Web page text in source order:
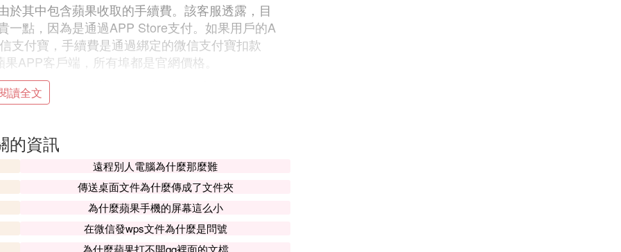
其中包含蘋果收取的手續費。該客服透露，目
一點，因為是通過APP Store支付。如果用戶的A
支付寶，手續費是通過綁定的微信支付寶扣款
APP客戶端，所有埠都是官網價格。
端或網頁版等其他渠道購買該網站會員。
安卓系統目前無法比例的！在硬體做工方面也
統的小米3，不是果粉，但是我們不得不承認蘋
，但是支持歸支持，區別我們還是要承認的，
人的這種盲目，不去承認別人的好，以至於看
定是用了安卓手機的，現在蘋果4S手機配置方
但是在體驗方面呢？一個4核4G的安卓手機還不
讀全文
的資訊
遠程別人電腦為什麼那麼難
傳送桌面文件為什麼傳成了文件夾
為什麼蘋果手機的屏幕這么小
在微信發wps文件為什麼是問號
為什麼蘋果打不開qq裡面的文檔